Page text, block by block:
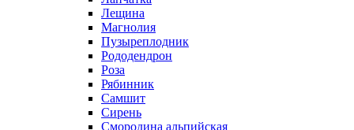
Лещина
Магнолия
Пузыреплодник
Рододендрон
Роза
Рябинник
Самшит
Сирень
Смородина альпийская